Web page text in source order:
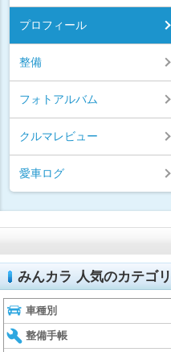
プロフィール
整備
フォトアルバム
クルマレビュー
愛車ログ
みんカラ 人気のカテゴリ
車種別
整備手帳